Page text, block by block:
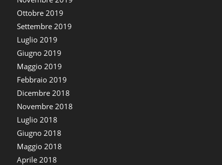
Ottobre 2019
Settembre 2019
Luglio 2019
Giugno 2019
Maggio 2019
Febbraio 2019
Dicembre 2018
Novembre 2018
Luglio 2018
Giugno 2018
Maggio 2018
Aprile 2018